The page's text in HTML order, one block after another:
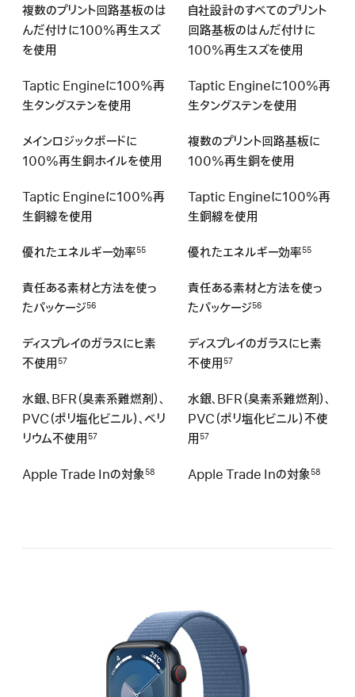
複数のプリント回路基板のは
んだ付けに100%再生スズ
を使用
自社設計のすべてのプリント
回路基板のはんだ付けに
100%再生スズを使用
Taptic Engineに100%再
生タングステンを使用
Taptic Engineに100%再
生タングステンを使用
メインロジックボードに
100%再生銅ホイルを使用
複数のプリント回路基板に
100%再生銅を使用
Taptic Engineに100%再
生銅線を使用
Taptic Engineに100%再
生銅線を使用
優れたエネルギー効 率55 優れたエネルギー効 率55
責任ある素材と方法を使っ
たパッケージ56
責任ある素材と方法を使っ
たパッケージ56
ディスプレイのガラスにヒ素
不使用 57
ディスプレイのガラスにヒ素
不使用 57
水銀、BFR（臭素系難燃剤）、
PVC（ポリ塩化ビニル）、ベリ
リウム不使用 57
水銀、BFR（臭素系難燃剤）、
PVC（ポリ塩化ビニル）不使
用 57
Apple Trade Inの対 象58 Apple Trade Inの対 象58